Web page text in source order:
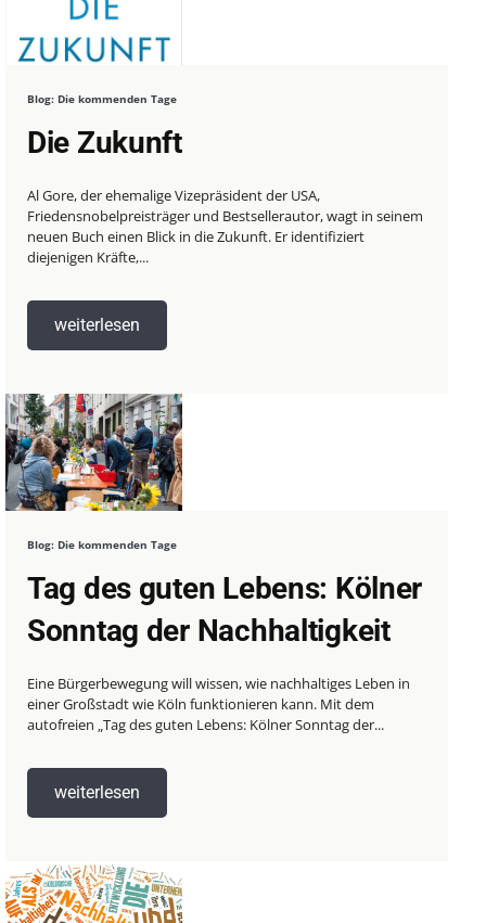
Blog: Die kommenden Tage
Die Zukunft
Al Gore, der ehemalige Vizepräsident der USA,
Friedensnobelpreisträger und Bestsellerautor, wagt in seinem
neuen Buch einen Blick in die Zukunft. Er identifiziert
diejenigen Kräfte,...
weiterlesen
Blog: Die kommenden Tage
Tag des guten Lebens: Kölner
Sonntag der Nachhaltigkeit
Eine Bürgerbewegung will wissen, wie nachhaltiges Leben in
einer Großstadt wie Köln funktionieren kann. Mit dem
autofreien „Tag des guten Lebens: Kölner Sonntag der...
weiterlesen